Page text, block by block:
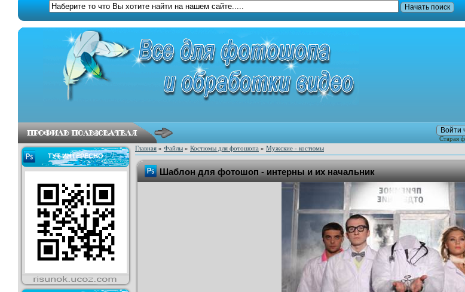
Войти
Старая
ТУТ ИНТЕРЕСНО
Главная » Файлы » Костюмы для фотошопа » Мужские - костюмы
Шаблон для фотошоп - интерны и их начальник